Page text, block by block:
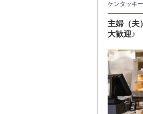
ケンタッキ
主婦（
大歓迎♪